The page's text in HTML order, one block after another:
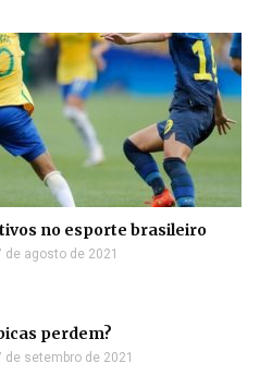
no esporte brasileiro
de agosto de 2021
perdem?
de setembro de 2021